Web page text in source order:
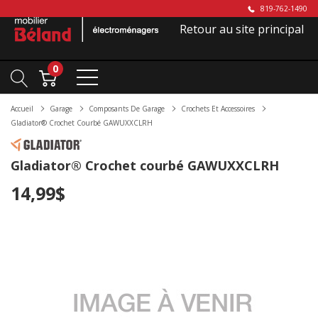
819-762-1490
Retour au site principal
0
Accueil Garage Composants De Garage
Crochets Et Accessoires
Gladiator® Crochet Courbé GAWUXXCLRH
Gladiator® Crochet courbé GAWUXXCLRH
14,99$